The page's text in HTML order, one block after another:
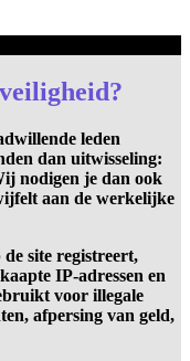
leden
dan uitwisseling:
nodigen je dan ook
aan de werkelijke
de site registreert,
IP-adressen en
voor illegale
afpersing van geld,